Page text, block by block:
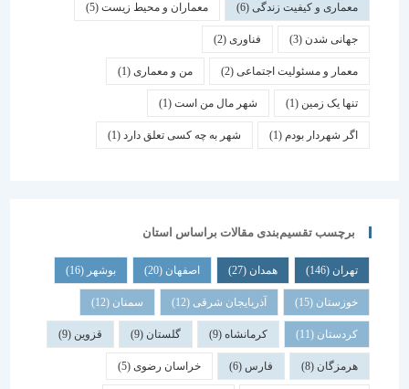
معماری و کیفیت زندگی(6) معماران و محیط زیست(5)
جهانی شدن(3) فناوری (2)
معمار و مسئولیت اجتماعی (2) من و معماری (1)
تنها یک زمین(1) شهر مال من است(1)
اگر شهردار بودم (1) شهر به چه کسی تعلق دارد(1)
برچسب تقسیم‌بندی مقالات براساس استان
همدان اصفهان (20) بوشهر
خوزستان(15) آذربایجان شرقی(12) سمنان (12)
کردستان(11) کرمانشاه(9) گلستان (9) قزوین
هرمزگان(8) فارس خراسان رضوی(5)